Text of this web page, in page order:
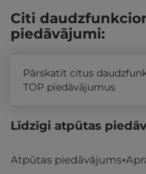
Atpūtas piedāvājums
Citi
piedāvājumi:
Pārskatīt citus
TOP piedāvājumus
Līdzīgi atpūtas